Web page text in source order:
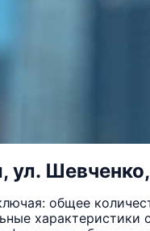
ул.
общее
характеристики